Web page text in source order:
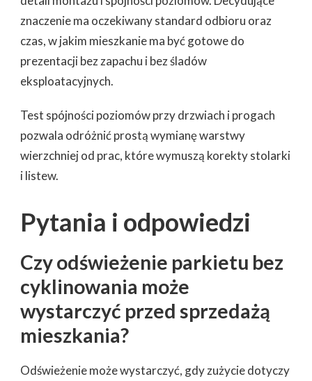
znaczenie ma oczekiwany standard odbioru oraz
czas, w jakim mieszkanie ma być gotowe do
prezentacji bez zapachu i bez śladów
eksploatacyjnych.
Test spójności poziomów przy drzwiach i progach
pozwala odróżnić prostą wymianę warstwy
wierzchniej od prac, które wymuszą korekty stolarki
i listew.
Pytania i odpowiedzi
Czy odświeżenie parkietu bez
cyklinowania może
wystarczyć przed sprzedażą
mieszkania?
Odświeżenie może wystarczyć, gdy zużycie dotyczy